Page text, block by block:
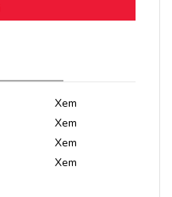
Xem
Xem
Xem
Xem